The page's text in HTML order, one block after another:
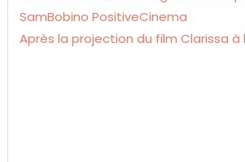
Après la projection du film Clarissa à